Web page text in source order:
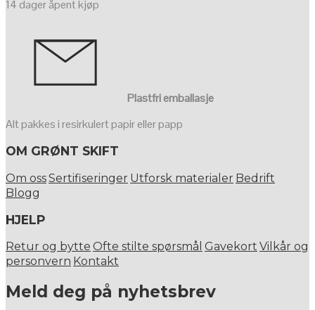
14 dager åpent kjøp
Plastfri emballasje
Alt pakkes i resirkulert papir eller papp
OM GRØNT SKIFT
Om ossSertifiseringer Utforsk materialer Bedrift
Blogg
HJELP
Retur og bytte Ofte stilte spørsmål Gavekort Vilkår og
personvern Kontakt
Meld deg på nyhetsbrev